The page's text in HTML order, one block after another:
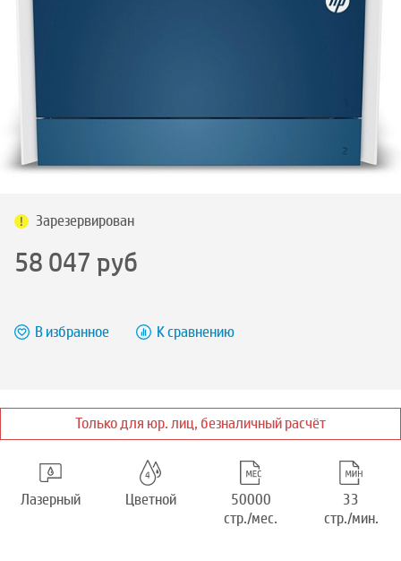
Зарезервирован
58 047 руб
В избранное К сравнению
Только для юр. лиц, безналичный расчёт
Лазерный Цветной
50000
стр./мес.
33
стр./мин.